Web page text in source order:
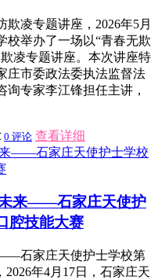
欺凌专题讲座，2026年5月
校举办了一场以“青春无欺
凌专题讲座。本次讲座特
庄市委政法委执法监督法
专家李江锋担任主讲，
0 评论 查看详细
来——石家庄天使护
腔技能大赛
石家庄天使护士学校第
2026年4月17日，石家庄天